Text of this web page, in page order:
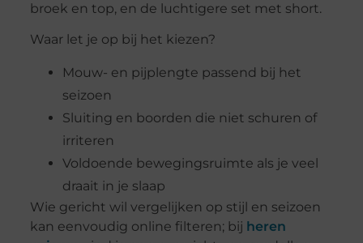
broek en top, en de luchtigere set met short.
Waar let je op bij het kiezen?
Mouw- en pijplengte passend bij het
seizoen
Sluiting en boorden die niet schuren of
irriteren
Voldoende bewegingsruimte als je veel
draait in je slaap
Wie gericht wil vergelijken op stijl en seizoen
kan eenvoudig online filteren; bij heren